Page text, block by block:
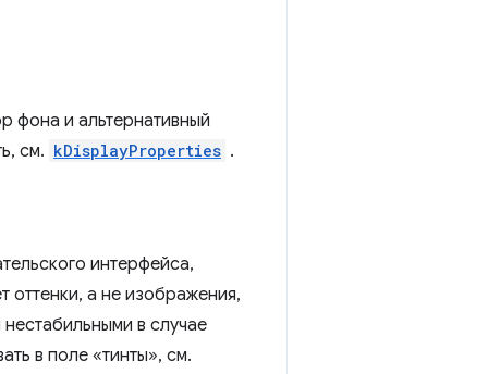
фона и альтернативный
см. kDisplayProperties .
интерфейса,
оттенки, а не изображения,
в случае
в поле «тинты», см.